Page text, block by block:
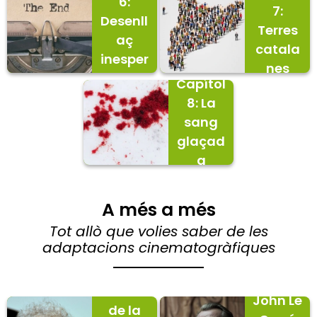
Desenll
aç
inesper
at
7:
Terres
catala
nes
Capítol
8: La
sang
glaçad
a
A més a més
Tot allò que volies saber de les
adaptacions cinematogràfiques
El
fascina
nt
de la
John Le